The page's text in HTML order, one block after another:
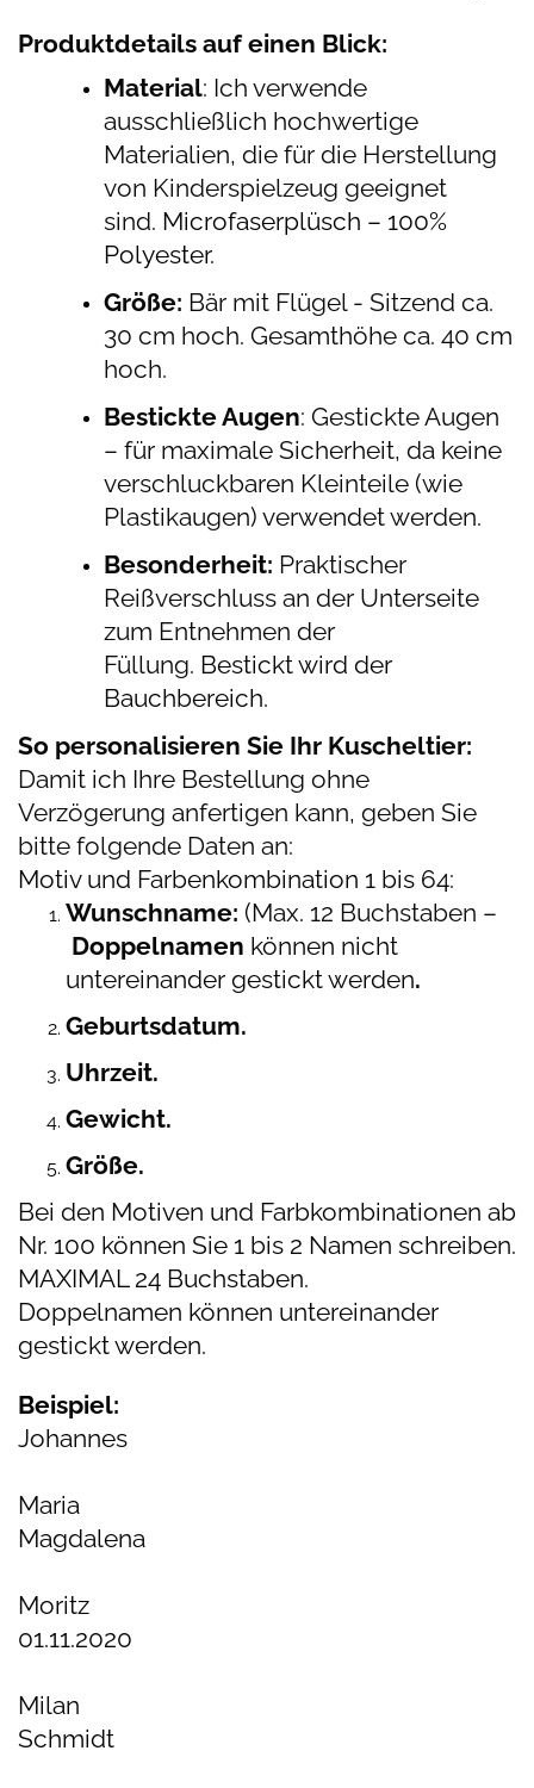
Produktdetails auf einen Blick:
Material: Ich verwende
ausschließlich hochwertige
Materialien, die für die Herstellung
von Kinderspielzeug geeignet
sind. Microfaserplüsch – 100%
Polyester.
Größe: Bär mit Flügel - Sitzend ca.
30 cm hoch. Gesamthöhe ca. 40 cm
hoch.
Bestickte Augen: Gestickte Augen
– für maximale Sicherheit, da keine
verschluckbaren Kleinteile (wie
Plastikaugen) verwendet werden.
Besonderheit: Praktischer
Reißverschluss an der Unterseite
zum Entnehmen der
Füllung. Bestickt wird der
Bauchbereich.
So personalisieren Sie Ihr Kuscheltier:
Damit ich Ihre Bestellung ohne
Verzögerung anfertigen kann, geben Sie
bitte folgende Daten an:
Motiv und Farbenkombination 1 bis 64:
Wunschname: (Max. 12 Buchstaben –
Doppelnamen können nicht
untereinander gestickt werden.
Geburtsdatum.
Uhrzeit.
Gewicht.
Größe.
Bei den Motiven und Farbkombinationen ab
Nr. 100 können Sie 1 bis 2 Namen schreiben.
MAXIMAL 24 Buchstaben.
Doppelnamen können untereinander
gestickt werden.
Beispiel:
Johannes
Maria
Magdalena
Moritz
01.11.2020
Milan
Schmidt